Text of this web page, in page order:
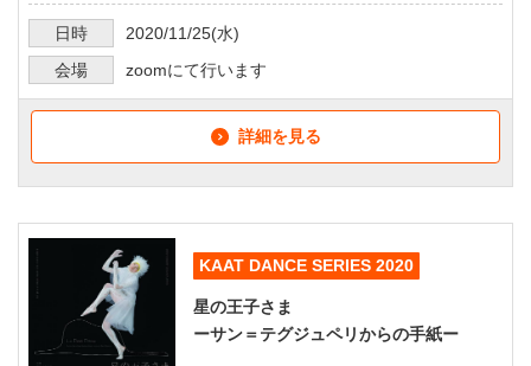
日時 2020/11/25(水)
会場
zoomにて行います
詳細を見る
KAAT DANCE SERIES 2020
星の王子さま
ーサン＝テグジュペリからの手紙ー